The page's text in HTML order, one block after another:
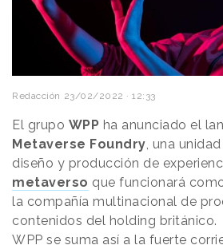
Redacción 23/02/2022 · 12:33
El grupo WPP ha anunciado el
Metaverse Foundry, una
diseño y producción de
metaverso que funcionará
la compañía multinacional de
contenidos del holding británico.
WPP se suma así a la fuerte